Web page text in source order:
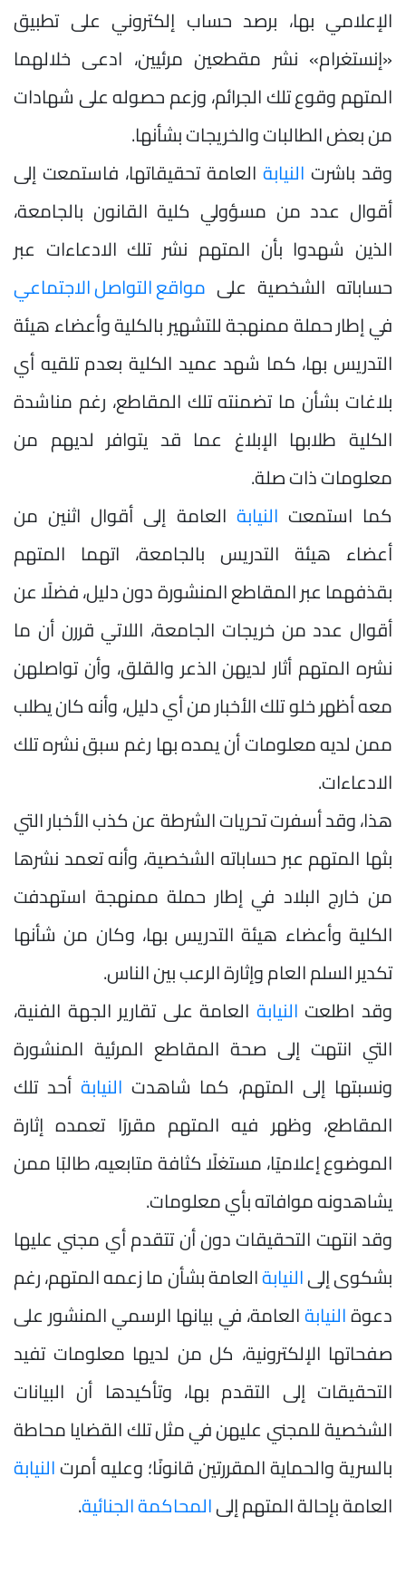
الإعلامي بها، برصد حساب إلكتروني على تطبيق
«إنستغرام» نشر مقطعين مرئيين، ادعى خلالهما
المتهم وقوع تلك الجرائم، وزعم حصوله على شهادات
من بعض الطالبات والخريجات بشأنها.
وقد باشرت النيابة العامة تحقيقاتها، فاستمعت إلى
أقوال عدد من مسؤولي كلية القانون بالجامعة،
الذين شهدوا بأن المتهم نشر تلك الادعاءات عبر
حساباته الشخصية على مواقع التواصل الاجتماعي
في إطار حملة ممنهجة للتشهير بالكلية وأعضاء هيئة
التدريس بها، كما شهد عميد الكلية بعدم تلقيه أي
بلاغات بشأن ما تضمنته تلك المقاطع، رغم مناشدة
الكلية طلابها الإبلاغ عما قد يتوافر لديهم من
معلومات ذات صلة.
كما استمعت النيابة العامة إلى أقوال اثنين من
أعضاء هيئة التدريس بالجامعة، اتهما المتهم
بقذفهما عبر المقاطع المنشورة دون دليل، فضلًا عن
أقوال عدد من خريجات الجامعة، اللاتي قررن أن ما
نشره المتهم أثار لديهن الذعر والقلق، وأن تواصلهن
معه أظهر خلو تلك الأخبار من أي دليل، وأنه كان يطلب
ممن لديه معلومات أن يمده بها رغم سبق نشره تلك
الادعاءات.
هذا، وقد أسفرت تحريات الشرطة عن كذب الأخبار التي
بثها المتهم عبر حساباته الشخصية، وأنه تعمد نشرها
من خارج البلاد في إطار حملة ممنهجة استهدفت
الكلية وأعضاء هيئة التدريس بها، وكان من شأنها
تكدير السلم العام وإثارة الرعب بين الناس.
وقد اطلعت النيابة العامة على تقارير الجهة الفنية،
التي انتهت إلى صحة المقاطع المرئية المنشورة
ونسبتها إلى المتهم، كما شاهدت النيابة أحد تلك
المقاطع، وظهر فيه المتهم مقررًا تعمده إثارة
الموضوع إعلاميًا، مستغلًا كثافة متابعيه، طالبًا ممن
يشاهدونه موافاته بأي معلومات.
وقد انتهت التحقيقات دون أن تتقدم أي مجني عليها
بشكوى إلىالنيابةالعامة بشأن ما زعمه المتهم، رغم
دعوةالنيابةالعامة، في بيانها الرسمي المنشور على
صفحاتها الإلكترونية، كل من لديها معلومات تفيد
التحقيقات إلى التقدم بها، وتأكيدها أن البيانات
الشخصية للمجني عليهن في مثل تلك القضايا محاطة
بالسرية والحماية المقررتين قانونًا؛ وعليه أمرتالنيابة
العامة بإحالة المتهم إلىالمحاكمة الجنائية.